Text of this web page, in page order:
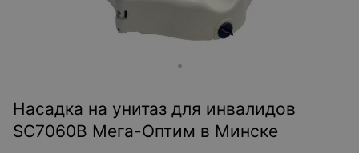
Насадка на унитаз для инвалидов
SC7060B Мега-Оптим в Минске